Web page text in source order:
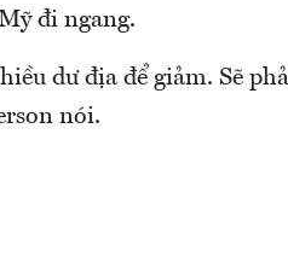
đi ngang.
dư địa để giảm. Sẽ
nói.